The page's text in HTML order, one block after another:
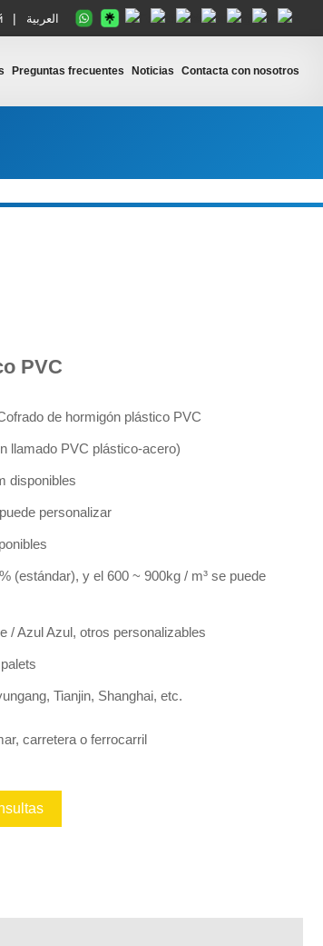
| العربية
Preguntas frecuentes Noticias Contacta con nosotros
PVC
de hormigón plástico PVC
llamado PVC plástico-acero)
disponibles
personalizar
(estándar), y el 600 ~ 900kg / m³ se puede
/ Azul Azul, otros personalizables
Tianjin, Shanghai, etc.
carretera o ferrocarril